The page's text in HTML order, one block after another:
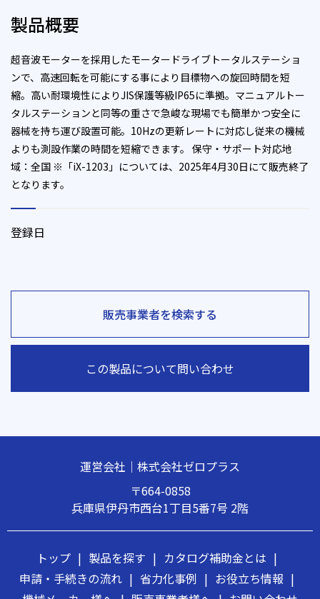
製品概要
超音波モーターを採用したモータードライブトータルステーショ
ンで、高速回転を可能にする事により目標物への旋回時間を短
縮。高い耐環境性によりJIS保護等級IP65に準拠。マニュアルトー
タルステーションと同等の重さで急峻な現場でも簡単かつ安全に
器械を持ち運び設置可能。10Hzの更新レートに対応し従来の機械
よりも測設作業の時間を短縮できます。 保守・サポート対応地
域：全国 ※「iX-1203」については、2025年4月30日にて販売終了
となります。
登録日
販売事業者を検索する
この製品について問い合わせ
運営会社｜株式会社ゼロプラス
〒664-0858
兵庫県伊丹市西台1丁目5番7号 2階
トップ | 製品を探す | カタログ補助金とは |
申請・手続きの流れ | 省力化事例 | お役立ち情報 |